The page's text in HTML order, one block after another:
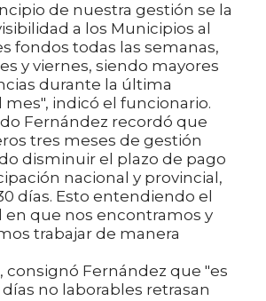
de nuestra gestión se la
a los Municipios al
fondos todas las semanas,
y viernes, siendo mayores
durante la última
indicó el funcionario.
Fernández recordó que
tres meses de gestión
disminuir el plazo de pago
nacional y provincial,
días. Esto entendiendo el
en que nos encontramos y
trabajar de manera
consignó Fernández que "es
no laborables retrasan